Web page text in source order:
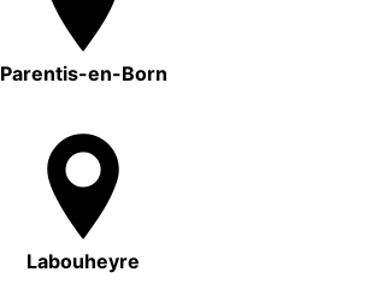
Parentis-en-Born
Labouheyre